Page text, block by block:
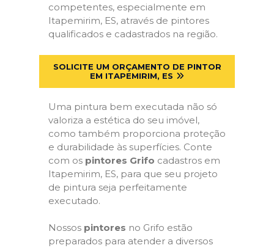
competentes, especialmente em
Itapemirim, ES, através de pintores
qualificados e cadastrados na região.
SOLICITE UM ORÇAMENTO DE PINTOR
EM ITAPEMIRIM, ES
Uma pintura bem executada não só
valoriza a estética do seu imóvel,
como também proporciona proteção
e durabilidade às superfícies. Conte
com os pintores Grifo cadastros em
Itapemirim, ES, para que seu projeto
de pintura seja perfeitamente
executado.
Nossos pintores no Grifo estão
preparados para atender a diversos